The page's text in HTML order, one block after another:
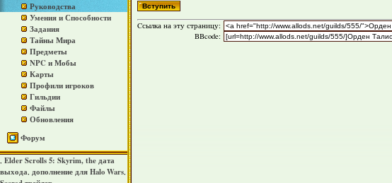
Руководства
Умения и Способности
Задания
Тайны Мира
Предметы
NPC и Мобы
Карты
Профили игроков
Гильдии
Файлы
Обновления
Форум
, Elder Scrolls 5: Skyrim, the дата
выхода, дополнение для Halo Wars,
Cсылка на эту страницу:
BBcode: